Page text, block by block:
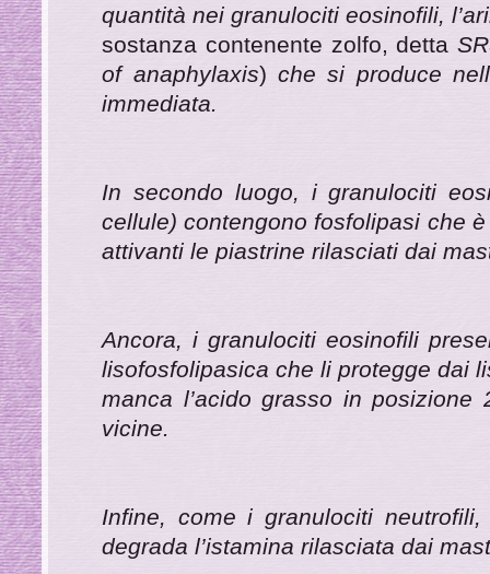
quantità nei granulociti eosinofili,
sostanza contenente zolfo, detta
of anaphylaxis) che si produce
immediata.
In secondo luogo, i granulociti
cellule) contengono fosfolipasi che
attivanti le piastrine rilasciati dai
Ancora, i granulociti eosinofili
lisofosfolipasica che li protegge dai
manca l’acido grasso in
vicine.
Infine, come i granulociti
degrada l’istamina rilasciata dai